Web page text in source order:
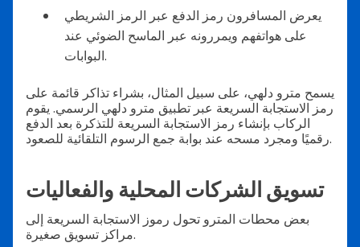
يعرض المسافرون رمز الدفع عبر الرمز الشريطي
على هواتفهم ويمررونه عبر الماسح الضوئي عند
البوابات.
يسمح مترو دلهي، على سبيل المثال، بشراء تذاكر قائمة على
رمز الاستجابة السريعة عبر تطبيق مترو دلهي الرسمي. يقوم
الركاب بإنشاء رمز الاستجابة السريعة للتذكرة بعد الدفع
رقميًا ومجرد مسحه عند بوابة جمع الرسوم التلقائية للصعود.
تسويق الشركات المحلية والفعاليات
بعض محطات المترو تحول رموز الاستجابة السريعة إلى
مراكز تسويق صغيرة.